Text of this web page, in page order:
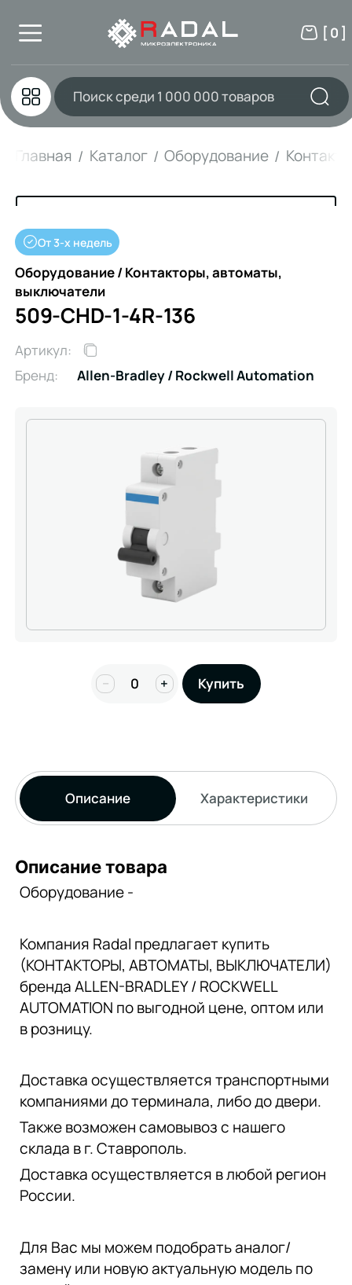
[ 0 ]
Главная Каталог Оборудование
От 3-х недель
Оборудование / Контакторы, автоматы,
выключатели
509-CHD-1-4R-136
Артикул:
Бренд:
Allen-Bradley / Rockwell Automation
− + Купить
Описание Характеристики
Описание товара
Оборудование -
Компания Radal предлагает купить
(КОНТАКТОРЫ, АВТОМАТЫ, ВЫКЛЮЧАТЕЛИ)
бренда ALLEN-BRADLEY / ROCKWELL
AUTOMATION по выгодной цене, оптом или
в розницу.
Доставка осуществляется транспортными
компаниями до терминала, либо до двери.
Также возможен самовывоз с нашего
склада в г. Ставрополь.
Доставка осуществляется в любой регион
России.
Для Вас мы можем подобрать аналог/
замену или новую актуальную модель по